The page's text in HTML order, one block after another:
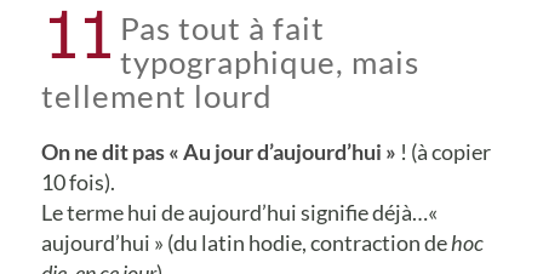
11 Pas tout à fait
typographique, mais
tellement lourd
On ne dit pas « Au jour d’aujourd’hui » ! (à copier
10 fois).
Le terme hui de aujourd’hui signifie déjà…«
aujourd’hui » (du latin hodie, contraction dehoc